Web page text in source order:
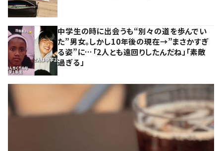
中学生の時に出会うも“別々の道を歩んでい
た”男女。しかし10年後の現在→”まさかすぎ
る姿”に…「2人とも遠回りしたんだね」「素敵
過ぎる」